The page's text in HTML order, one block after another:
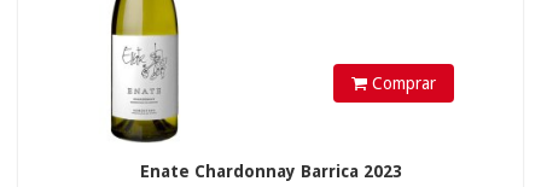
Comprar
Enate Chardonnay Barrica 2023